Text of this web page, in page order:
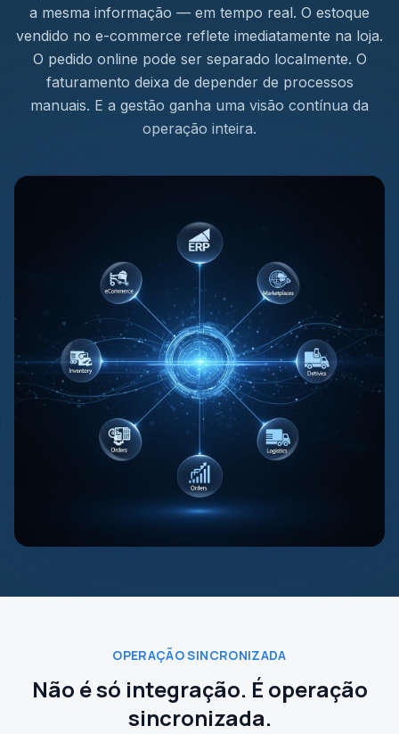
a mesma informação — em tempo real. O estoque
vendido no e-commerce reflete imediatamente na loja.
O pedido online pode ser separado localmente. O
faturamento deixa de depender de processos
manuais. E a gestão ganha uma visão contínua da
operação inteira.
OPERAÇÃO SINCRONIZADA
Não é só integração. É operação
sincronizada.